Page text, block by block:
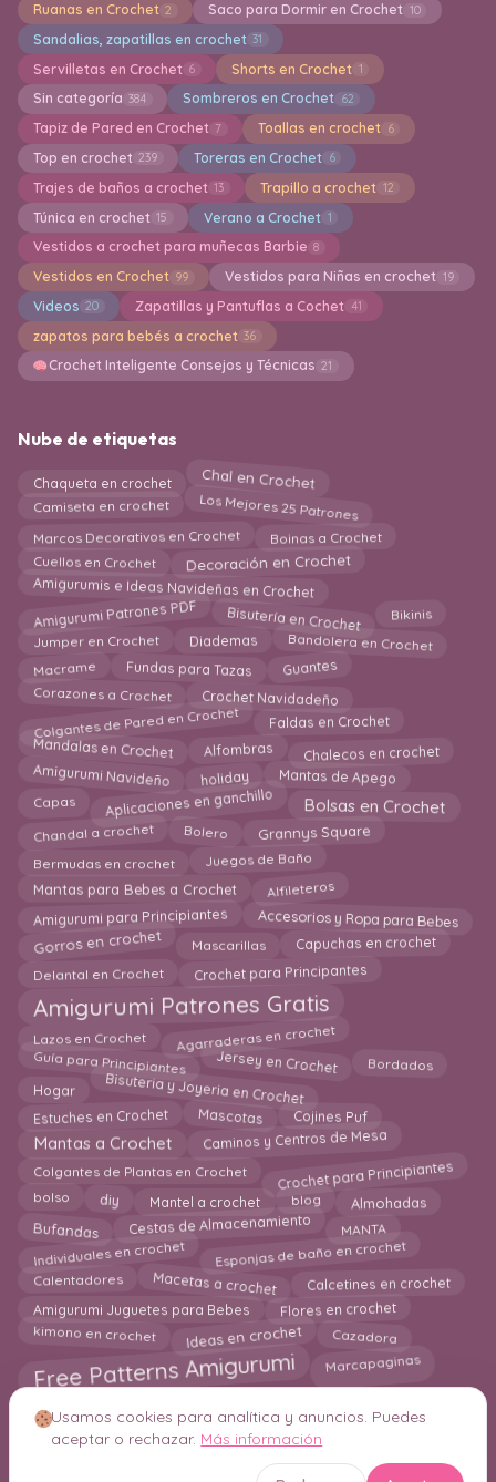
Ruanas en Crochet 2 Saco para Dormir en Crochet 10
Sandalias, zapatillas en crochet 31
Servilletas en Crochet 6 Shorts en Crochet 1
Sin categoría 384 Sombreros en Crochet 62
Tapiz de Pared en Crochet 7 Toallas en crochet 6
Top en crochet 239 Toreras en Crochet 6
Trajes de baños a crochet 13 Trapillo a crochet 12
Túnica en crochet 15 Verano a Crochet 1
Vestidos a crochet para muñecas Barbie 8
Vestidos en Crochet 99 Vestidos para Niñas en crochet 19
Videos 20 Zapatillas y Pantuflas a Cochet 41
zapatos para bebés a crochet 36
Crochet Inteligente Consejos y Técnicas 21
Nube de etiquetas
Chaqueta en crochet Chal en Crochet
Camiseta en crochet Los Mejores 25 Patrones
Marcos Decorativos en Crochet Boinas a Crochet
Cuellos en Crochet Decoración en Crochet
Amigurumis e Ideas Navideñas en Crochet
Amigurumi Patrones PDF Bisutería en Crochet Bikinis
Jumper en Crochet Diademas Bandolera en Crochet
Macrame Fundas para Tazas Guantes
Corazones a Crochet Crochet Navidadeño
Colgantes de Pared en Crochet Faldas en Crochet
Mandalas en Crochet Alfombras Chalecos en crochet
Amigurumi Navideño holiday Mantas de Apego
Capas Aplicaciones en ganchillo Bolsas en Crochet
Chandal a crochet Bolero Grannys Square
Bermudas en crochet Juegos de Baño
Mantas para Bebes a Crochet Alfileteros
Amigurumi para Principiantes Accesorios y Ropa para Bebes
Gorros en crochet Mascarillas Capuchas en crochet
Delantal en Crochet Crochet para Principantes
Amigurumi Patrones Gratis
Lazos en Crochet Agarraderas en crochet
Guía para Principiantes Jersey en Crochet Bordados
Hogar Bisuteria y Joyeria en Crochet
Estuches en Crochet Mascotas Cojines Puf
Mantas a Crochet Caminos y Centros de Mesa
Colgantes de Plantas en Crochet Crochet para Principiantes
bolso diy Mantel a crochet blog Almohadas
Bufandas Cestas de Almacenamiento MANTA
Individuales en crochet Esponjas de baño en crochet
Calentadores Macetas a crochet Calcetines en crochet
Amigurumi Juguetes para Bebes Flores en crochet
kimono en crochet Ideas en crochet Cazadora
Free Patterns Amigurumi Marcapaginas
© 2026 Crochetisimo. Todos los derechos reservados.
Usamos cookies para analítica y anuncios. Puedes
aceptar o rechazar. Más información